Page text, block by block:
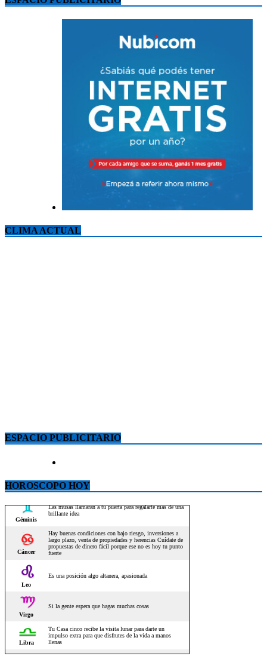
CLIMA ACTUAL
ESPACIO PUBLICITARIO
HOROSCOPO HOY